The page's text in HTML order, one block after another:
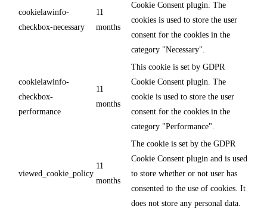
cookielawinfo-
checkbox-necessary
11
months
Cookie Consent plugin. The
cookies is used to store the user
consent for the cookies in the
category "Necessary".
cookielawinfo-
checkbox-
performance
11
months
This cookie is set by GDPR
Cookie Consent plugin. The
cookie is used to store the user
consent for the cookies in the
category "Performance".
viewed_cookie_policy
11
months
The cookie is set by the GDPR
Cookie Consent plugin and is used
to store whether or not user has
consented to the use of cookies. It
does not store any personal data.